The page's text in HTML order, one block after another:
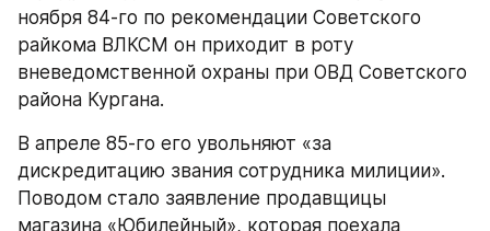
ноября 84-го по рекомендации Советского
райкома ВЛКСМ он приходит в роту
вневедомственной охраны при ОВД Советского
района Кургана.
В апреле 85-го его увольняют «за
дискредитацию звания сотрудника милиции».
Поводом стало заявление продавщицы
магазина «Юбилейный», которая поехала